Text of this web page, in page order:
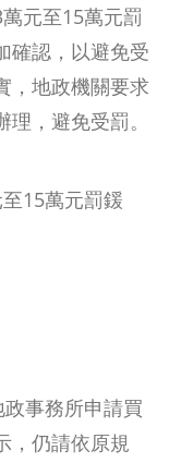
元至15萬元罰
確認，以避免受
，地政機關要求
，避免受罰。
15萬元罰鍰
事務所申請買
，仍請依原規